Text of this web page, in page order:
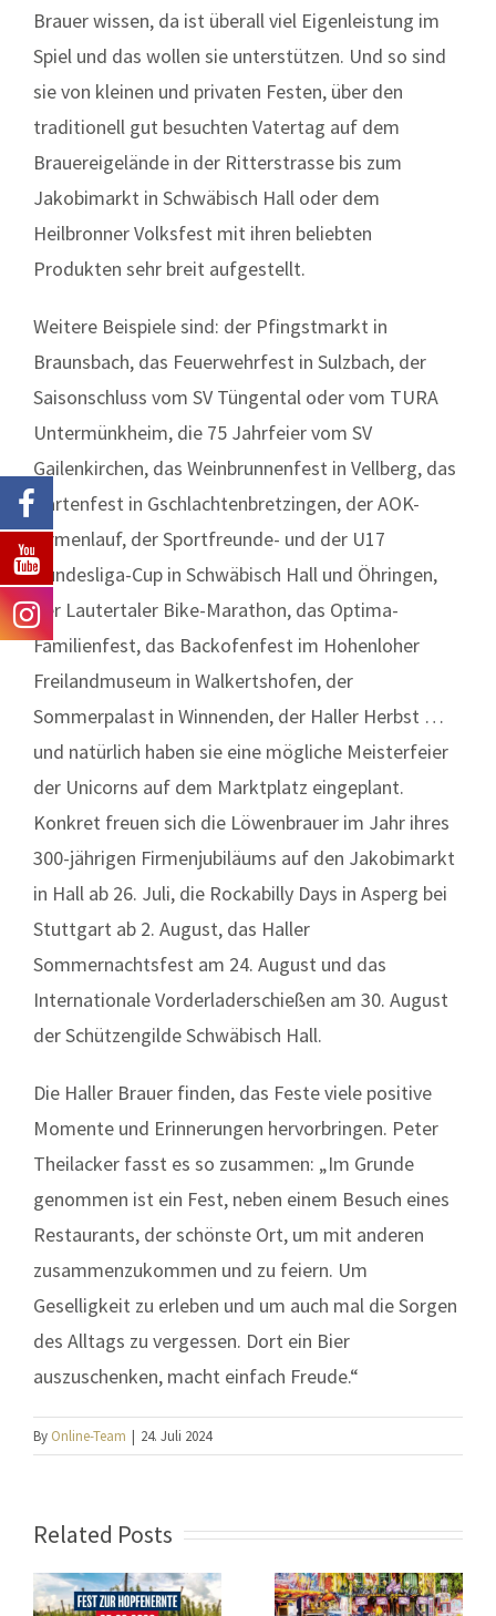
Brauer wissen, da ist überall viel Eigenleistung im
Spiel und das wollen sie unterstützen. Und so sind
sie von kleinen und privaten Festen, über den
traditionell gut besuchten Vatertag auf dem
Brauereigelände in der Ritterstrasse bis zum
Jakobimarkt in Schwäbisch Hall oder dem
Heilbronner Volksfest mit ihren beliebten
Produkten sehr breit aufgestellt.
Weitere Beispiele sind: der Pfingstmarkt in
Braunsbach, das Feuerwehrfest in Sulzbach, der
Saisonschluss vom SV Tüngental oder vom TURA
Untermünkheim, die 75 Jahrfeier vom SV
Gailenkirchen, das Weinbrunnenfest in Vellberg, das
Gartenfest in Gschlachtenbretzingen, der AOK-
Firmenlauf, der Sportfreunde- und der U17
Bundesliga-Cup in Schwäbisch Hall und Öhringen,
der Lautertaler Bike-Marathon, das Optima-
Familienfest, das Backofenfest im Hohenloher
Freilandmuseum in Walkertshofen, der
Sommerpalast in Winnenden, der Haller Herbst …
und natürlich haben sie eine mögliche Meisterfeier
der Unicorns auf dem Marktplatz eingeplant.
Konkret freuen sich die Löwenbrauer im Jahr ihres
300-jährigen Firmenjubiläums auf den Jakobimarkt
in Hall ab 26. Juli, die Rockabilly Days in Asperg bei
Stuttgart ab 2. August, das Haller
Sommernachtsfest am 24. August und das
Internationale Vorderladerschießen am 30. August
der Schützengilde Schwäbisch Hall.
Die Haller Brauer finden, das Feste viele positive
Momente und Erinnerungen hervorbringen. Peter
Theilacker fasst es so zusammen: „Im Grunde
genommen ist ein Fest, neben einem Besuch eines
Restaurants, der schönste Ort, um mit anderen
zusammenzukommen und zu feiern. Um
Geselligkeit zu erleben und um auch mal die Sorgen
des Alltags zu vergessen. Dort ein Bier
auszuschenken, macht einfach Freude.“
By Online-Team | 24. Juli 2024
Related Posts